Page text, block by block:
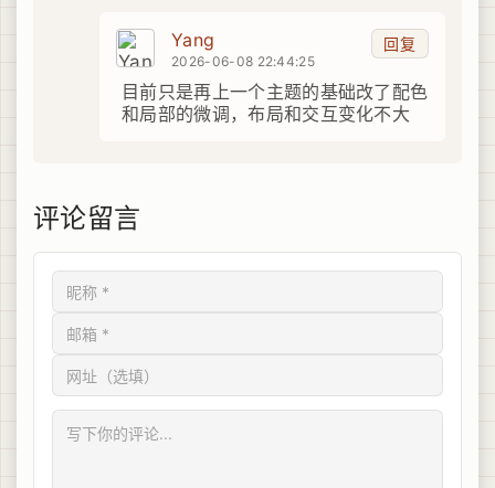
回复
Yang
2026-06-08 22:44:25
目前只是再上一个主题的基础改了配色
和局部的微调，布局和交互变化不大
评论留言